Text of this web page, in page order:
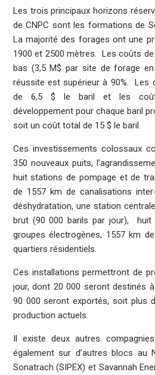
Les trois principaux horizons
de CNPC sont les formations de
La majorité des forages ont une
1900 et 2500 mètres. Les coûts
bas (3,5 M$ par site de forage
réussite est supérieur à 90%. Les
de 6,5 $ le baril et les
développement pour chaque baril
soit un coût total de 15 $ le baril.
Ces investissements colossaux
350 nouveaux puits,
huit stations de pompage et de
de 1557 km de canalisations
déshydratation, une station
brut (90 000 barils par jour), huit
groupes électrogènes, 1557 km
quartiers résidentiels.
Ces installations permettront de
jour, dont 20 000 seront destinés
90 000 seront exportés, soit plus
production actuels.
Il existe deux autres
également sur d’autres blocs au
Sonatrach (SIPEX) et Savannah